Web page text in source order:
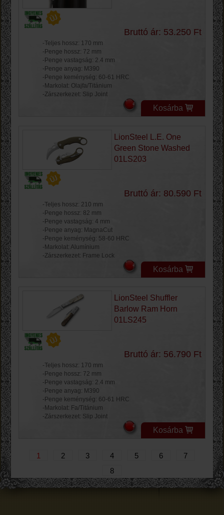
Bruttó ár: 53.250 Ft
-Teljes hossz: 170 mm
-Penge hossz: 72 mm
-Penge vastagság: 2.4 mm
-Penge anyag: M390
-Penge keménység: 60-61 HRC
-Markolat: Olajfa/Titánium
-Zárszerkezet: Slip Joint
Kosárba
LionSteel L.E. One
Green Stone Washed
01LS203
Bruttó ár: 80.590 Ft
-Teljes hossz: 210 mm
-Penge hossz: 82 mm
-Penge vastagság: 4 mm
-Penge anyag: MagnaCut
-Penge keménység: 58-60 HRC
-Markolat: Alumínium
-Zárszerkezet: Frame Lock
Kosárba
LionSteel Shuffler
Barlow Ram Horn
01LS245
Bruttó ár: 56.790 Ft
-Teljes hossz: 170 mm
-Penge hossz: 72 mm
-Penge vastagság: 2.4 mm
-Penge anyag: M390
-Penge keménység: 60-61 HRC
-Markolat: Fa/Titánium
-Zárszerkezet: Slip Joint
Kosárba
1 2 3 4 5 6
7
8